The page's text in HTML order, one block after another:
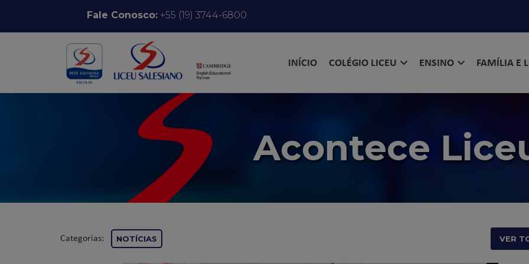
Pular para o conteúdoFale Conosco:+55 (19) 3744-6800
INÍCIO COLÉGIO LICEU ENSINO FAMÍLIA E
Acontece
Categorias: NOTÍCIAS VER